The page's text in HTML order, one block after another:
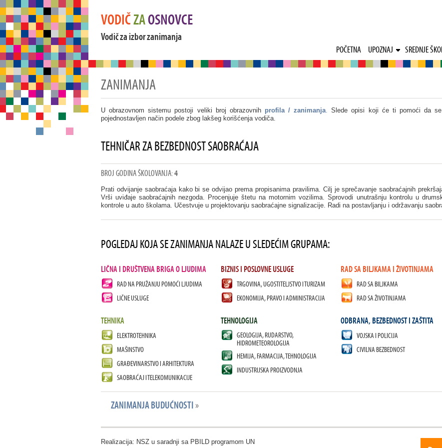
VODIČZAOSNOVCE
Vodič za izbor zanimanja
POČETNA UPOZNAJ SREDNJE
ZANIMANJA
U obrazovnom sistemu postoji veliki broj obrazovnih profila / zanimanja.Slede opisi koji će ti pomoći da
pojednostavljen način podele zbog lakšeg korišćenja vodiča.
TEHNIČAR ZA BEZBEDNOST SAOBRAĆAJA
BROJ GODINA ŠKOLOVANJA:4
Prati odvijanje saobraćaja kako bi se odvijao prema propisanima pravilima. Cilj je sprečavanje saobraćajnih
Vrši uviđaje saobraćajnih nezgoda. Procenjuje štetu na motornim vozilima. Sprovodi unutrašnju kontrolu u
kontrole u auto školama. Učestvuje u projektovanju saobraćajne signalizacije. Radi na postavljanju i održavanju
POGLEDAJ KOJA SE ZANIMANJA NALAZE U SLEDEĆIM GRUPAMA:
LIČNA I DRUŠTVENA BRIGA O LJUDIMA
RAD NA PRUŽANJU POMOĆI LJUDIMA
LIČNE USLUGE
BIZNIS I POSLOVNE USLUGE
TRGOVINA, UGOSTITELJSTVO I TURIZAM
EKONOMIJA, PRAVO I ADMINISTRACIJA
RAD SA BILJKAMA I ŽIVOTINJAMA
RAD SA BILJKAMA
RAD SA ŽIVOTINJAMA
TEHNIKA
ELEKTROTEHNIKA
MAŠINSTVO
GRAĐEVINARSTVO I ARHITEKTURA
SAOBRAĆAJ I TELEKOMUNIKACIJE
TEHNOLOGIJA
GEOLOGIJA, RUDARSTVO,
HIDROMETEOROLOGIJA
HEMIJA, FARMACIJA, TEHNOLOGIJA
INDUSTRIJSKA PROIZVODNJA
ODBRANA, BEZBEDNOST I ZAŠTITA
VOJSKA I POLICIJA
CIVILNA BEZBEDNOST
ZANIMANJA BUDUĆNOSTI»
Realizacija: NSZ u saradnji sa PBILD programom UN